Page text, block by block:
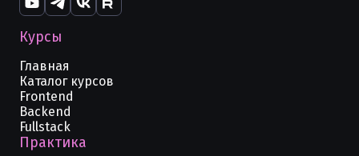
Курсы
Главная
Каталог курсов
Frontend
Backend
Fullstack
Практика